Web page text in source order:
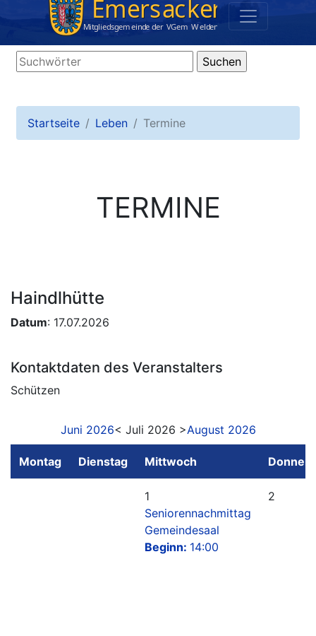
Startseite Leben Termine
TERMINE
Haindlhütte
Datum: 17.07.2026
Kontaktdaten des Veranstalters
Schützen
Juni 2026< Juli 2026 >August 2026
Montag Dienstag Mittwoch
1
Seniorennachmittag
Gemeindesaal
Beginn: 14:00
2